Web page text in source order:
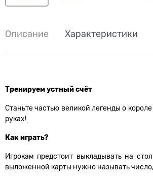
Описание Характеристики
Тренируем устный счёт
Станьте частью великой легенды о
руках!
Как играть?
Игрокам предстоит выкладывать на
выложенной карты нужно называть